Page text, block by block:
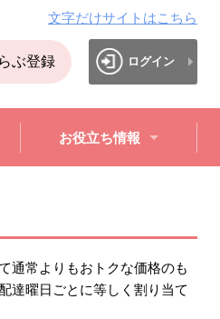
文字だけサイトはこちら
ぶ登録 ログイン
お役立ち情報
通常よりもおトクな価格のも
達曜日ごとに等しく割り当て